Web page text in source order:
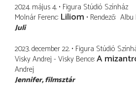
2024. május 4. Figura Stúdió Színház
Molnár Ferenc Liliom Rendező Albu
Juli
2023. december 22. Figura Stúdió
Visky Andrej - Visky Bence A
Andrej
Jennifer filmsztár